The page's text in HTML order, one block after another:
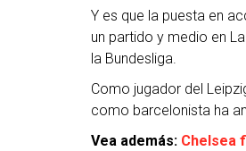
Y es que la puesta en
un partido y medio en
la Bundesliga.
Como jugador del
como barcelonista ha
Vea además: Chelsea